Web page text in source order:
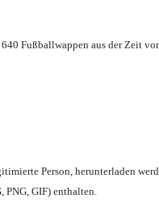
Fußballwappen aus der Zeit
Person, herunterladen
PNG, GIF) enthalten.